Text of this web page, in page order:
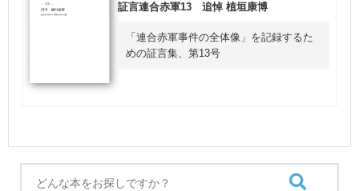
証言連合赤軍13 追悼 植垣康博
「連合赤軍事件の全体像」を記録するた
めの証言集、第13号